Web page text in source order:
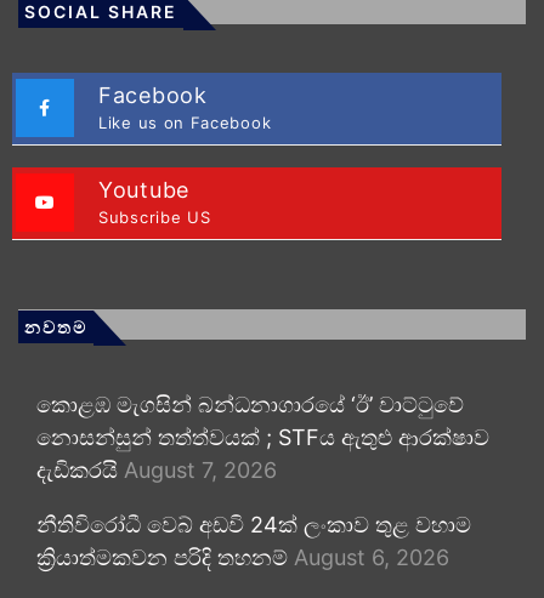
SOCIAL SHARE
Facebook
Like us on Facebook
Youtube
Subscribe US
නවතම
කොළඹ මැගසින් බන්ධනාගාරයේ ‘ඊ’ වාට්ටුවේ
නොසන්සුන් තත්ත්වයක් ; STFය ඇතුළු ආරක්ෂාව
දැඩිකරයි August 7, 2026
නීතිවිරෝධී වෙබ් අඩවි 24ක් ලංකාව තුළ වහාම
ක්‍රියාත්මකවන පරිදි තහනම් August 6, 2026